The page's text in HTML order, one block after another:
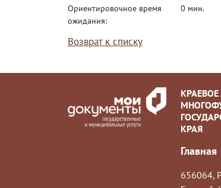
ориентировочное время
ожидания:
0 мин.
Возврат к списку
КРАЯ
Главная
656064,